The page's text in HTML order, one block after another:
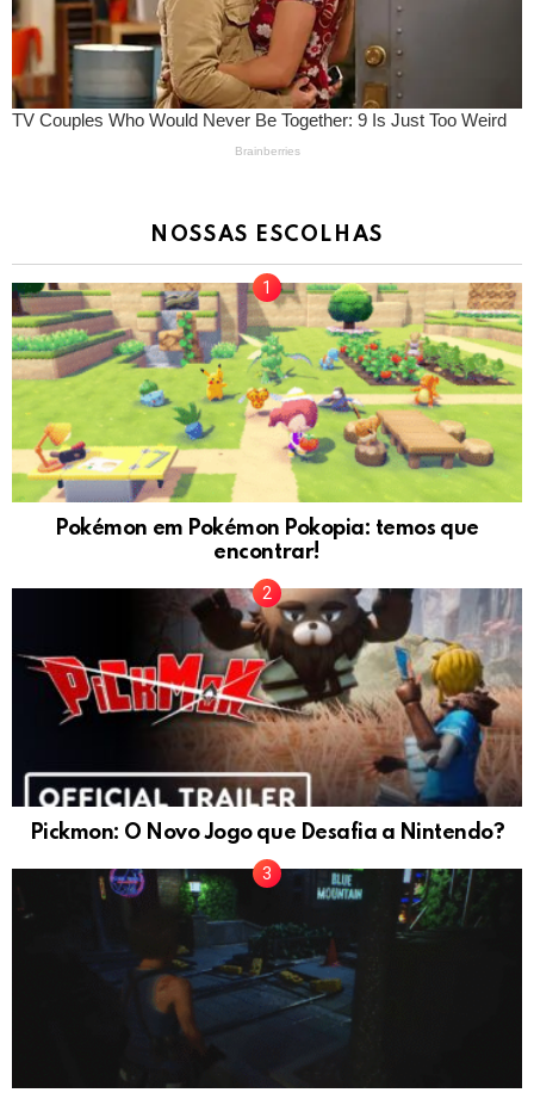
NOSSAS ESCOLHAS
Pokémon em Pokémon Pokopia: temos que
encontrar!
Pickmon: O Novo Jogo que Desafia a Nintendo?